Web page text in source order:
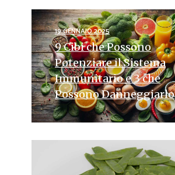
19 GENNAIO 2025
9 Cibi che Possono
Potenziare il Sistema
Immunitario e 3 che
Possono Danneggiarlo